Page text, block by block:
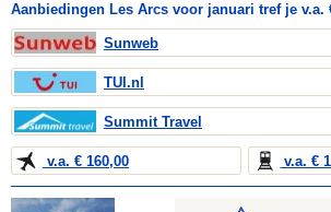
Aanbiedingen Les Arcs voor januari tref je v.a.
Sunweb
TUI.nl
Summit Travel
v.a. € 160,00 v.a. €